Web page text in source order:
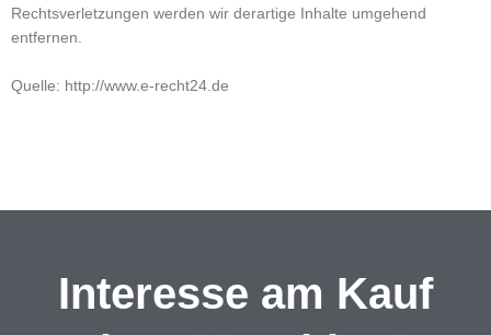
Rechtsverletzungen werden wir derartige Inhalte umgehend
entfernen.
Quelle: http://www.e-recht24.de
Interesse am Kauf